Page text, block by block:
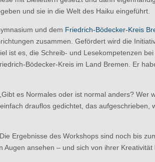
und sie in die Welt des Haiku eingeführt.
und dem Friedrich-Bödecker-Kreis
zusammen. Gefördert wird die
ist es, die Schreib- und Lesekompetenzen
Bödecker-Kreis im Land Bremen. Er
es Normales oder ist normal anders? Wer
drauflos gedichtet, das aufgeschrieben,
Ergebnisse des Workshops sind noch bis
ansehen – und sich von ihrer Kreativität